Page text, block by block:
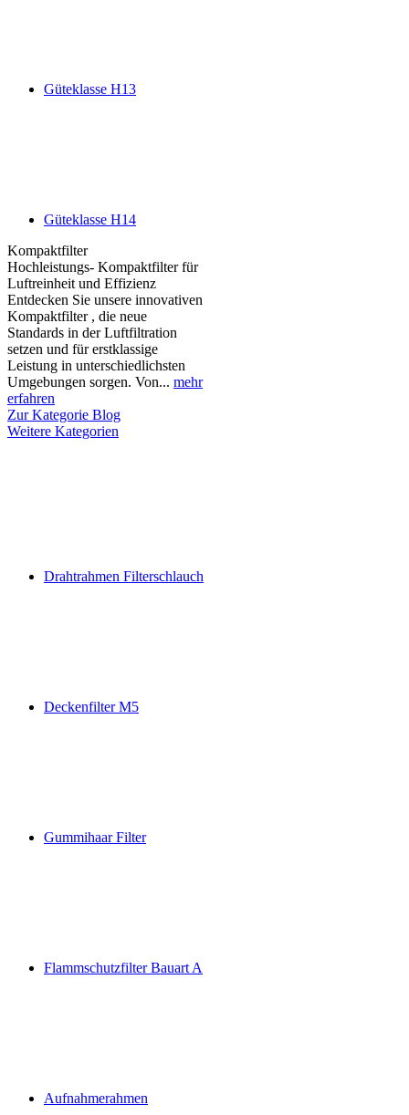
Güteklasse H13
Güteklasse H14
Kompaktfilter
Hochleistungs- Kompaktfilter für
Luftreinheit und Effizienz
Entdecken Sie unsere innovativen
Kompaktfilter , die neue
Standards in der Luftfiltration
setzen und für erstklassige
Leistung in unterschiedlichsten
Umgebungen sorgen. Von... mehr
erfahren
Zur Kategorie Blog
Weitere Kategorien
Drahtrahmen Filterschlauch
Deckenfilter M5
Gummihaar Filter
Flammschutzfilter Bauart A
Aufnahmerahmen